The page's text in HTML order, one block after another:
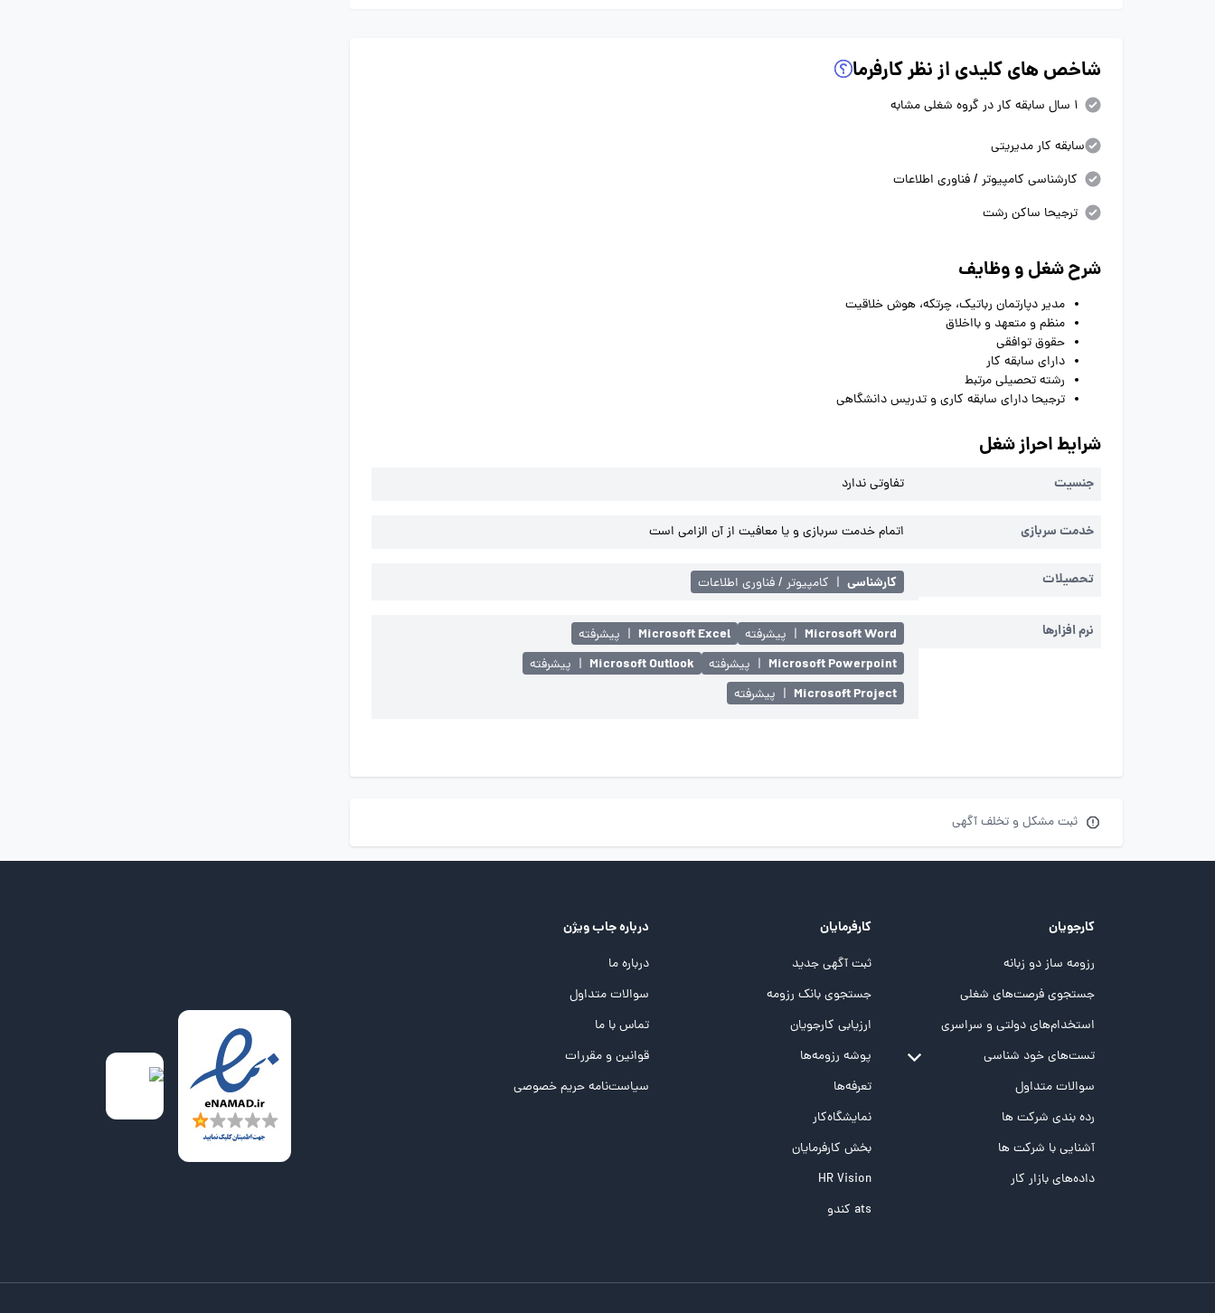
شاخص های کلیدی از نظر کارفرما
1 سال سابقه کار در گروه شغلی مشابه
سابقه کار مدیریتی
کارشناسی کامپیوتر / فناوری اطلاعات
ترجیحا ساکن رشت
شرح شغل و وظایف
مدیر دپارتمان رباتیک، چرتکه، هوش خلاقیت
منظم و متعهد و بااخلاق
حقوق توافقی
دارای سابقه کار
رشته تحصیلی مرتبط
ترجیحا دارای سابقه کاری و تدریس دانشگاهی
شرایط احراز شغل
جنسیت تفاوتی ندارد
خدمت سربازی اتمام خدمت سربازی و یا معافیت از آن الزامی است
تحصیلات کارشناسی | کامپیوتر / فناوری اطلاعات
نرم افزارها Microsoft Word
| پیشرفته Microsoft Excel
| پیشرفته
Microsoft Powerpoint
| پیشرفته Microsoft Outlook
| پیشرفته
Microsoft Project
| پیشرفته
ثبت مشکل و تخلف آگهی
کارجویان
رزومه ساز دو زبانه
جستجوی فرصت‌های شغلی
استخدام‌های دولتی و سراسری
تست‌های خود شناسی
تست MBTI
تست تیپ سنجی شغلی Holland
تست NEO
تست هوش های چندگانه
سوالات متداول
رده بندی شرکت ها
آشنایی با شرکت ها
داده‌های بازار کار
کارفرمایان
ثبت آگهی جدید
جستجوی بانک رزومه
ارزیابی کارجویان
پوشه‌‌ رزومه‌ها
تعرفه‌ها
نمایشگاه‌کار
بخش کارفرمایان
HR Vision
ats کندو
درباره جاب ویژن
درباره ما
سوالات متداول
تماس با ما
قوانین و مقررات
سیاست‌نامه حریم خصوصی